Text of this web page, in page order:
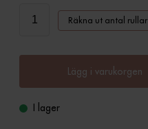
Räkna ut antal rullar
Lägg i varukorgen
I lager